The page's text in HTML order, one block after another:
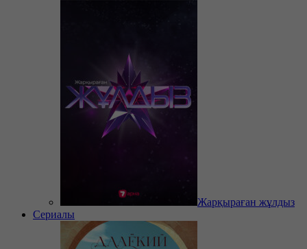
Жарқыраған жұлдыз
Сериалы